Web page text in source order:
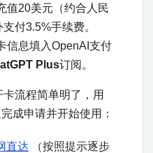
值20美元（约合人民
付3.5%手续费。
信息填入OpenAI支付
Plus订阅。
流程简单明了，用
成申请并开始使用：
直达 （按照提示逐步